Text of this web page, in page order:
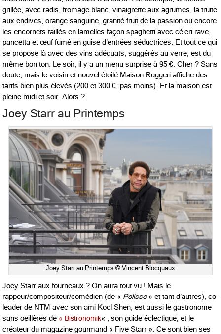
grillée, avec radis, fromage blanc, vinaigrette aux agrumes, la truite
aux endives, orange sanguine, granité fruit de la passion ou encore
les encornets taillés en lamelles façon spaghetti avec céleri rave,
pancetta et œuf fumé en guise d’entrées séductrices. Et tout ce qui
se propose là avec des vins adéquats, suggérés au verre, est du
même bon ton. Le soir, il y a un menu surprise à 95 €. Cher ? Sans
doute, mais le voisin et nouvel étoilé Maison Ruggeri affiche des
tarifs bien plus élevés (200 et 300 €, pas moins). Et la maison est
pleine midi et soir. Alors ?
Joey Starr au Printemps
Joey Starr au Printemps © Vincent Blocquaux
Joey Starr aux fourneaux ? On aura tout vu ! Mais le
rappeur/compositeur/comédien (de « Polisse» et tant d’autres), co-
leader de NTM avec son ami Kool Shen, est aussi le gastronome
sans oeillères de « Bistronomik« , son guide éclectique, et le
créateur du magazine gourmand « Five Starr ». Ce sont bien ses